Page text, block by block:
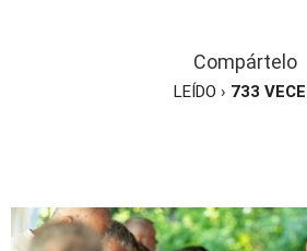
Compártelo
LEÍDO › 733